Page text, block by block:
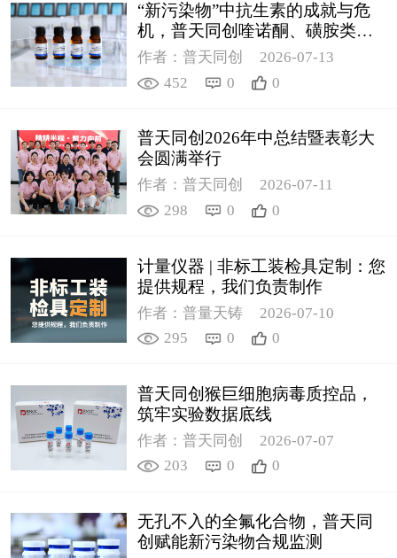
“新污染物”中抗生素的成就与危
机，普天同创喹诺酮、磺胺类质
控新品筑牢环境安全防线
作者：普天同创
2026-07-13
452
0 0
普天同创2026年中总结暨表彰大
会圆满举行
作者：普天同创
2026-07-11
298
0 0
计量仪器 | 非标工装检具定制：您
提供规程，我们负责制作
作者：普量天铸
2026-07-10
295
0 0
普天同创猴巨细胞病毒质控品，
筑牢实验数据底线
作者：普天同创
2026-07-07
203
0 0
无孔不入的全氟化合物，普天同
创赋能新污染物合规监测